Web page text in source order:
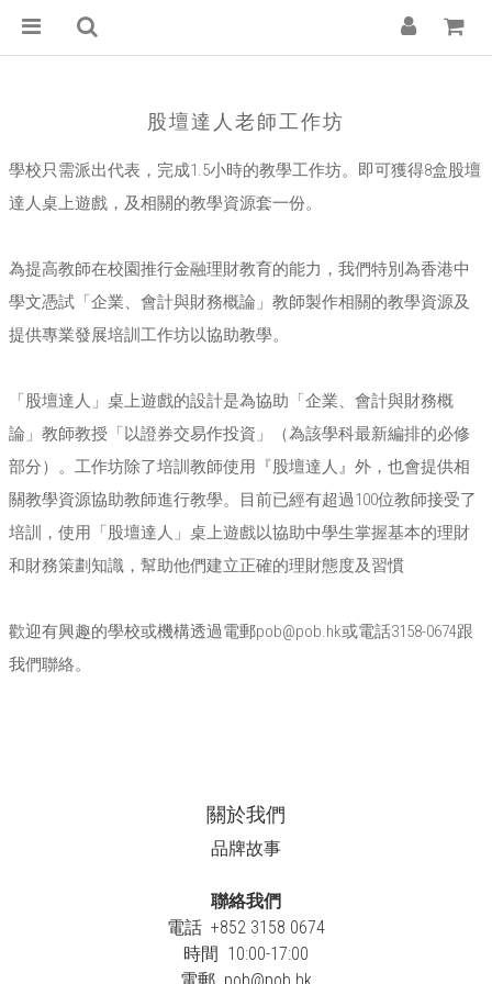
股壇達人老師工作坊
學校只需派出代表，完成1.5小時的教學工作坊。即可獲得8盒股壇
達人桌上遊戲，及相關的教學資源套一份。
為提高教師在校園推行金融理財教育的能力，我們特別為香港中
學文憑試「企業、會計與財務概論」教師製作相關的教學資源及
提供專業發展培訓工作坊以協助教學。
「股壇達人」桌上遊戲的設計是為協助「企業、會計與財務概
論」教師教授「以證券交易作投資」（為該學科最新編排的必修
部分）。工作坊除了培訓教師使用『股壇達人』外，也會提供相
關教學資源協助教師進行教學。目前已經有超過100位教師接受了
培訓，使用「股壇達人」桌上遊戲以協助中學生掌握基本的理財
和財務策劃知識，幫助他們建立正確的理財態度及習慣
歡迎有興趣的學校或機構透過電郵pob@pob.hk或電話3158-0674跟
我們聯絡。
關於我們
品牌故事
聯絡我們
電話 +852 3158 0674
時間 10:00-17:00